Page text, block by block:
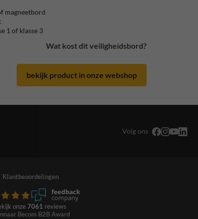
magneetbord
1 of klasse 3
Wat kost dit veiligheidsbord?
bekijk product in onze webshop
Volg ons
Klantbeoordelingen
onze 7061 reviews
Becom B2B Award